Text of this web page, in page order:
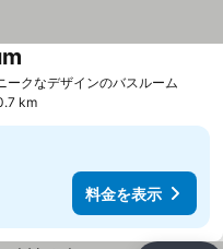
ークなデザインのバスルーム
km
料金を表示